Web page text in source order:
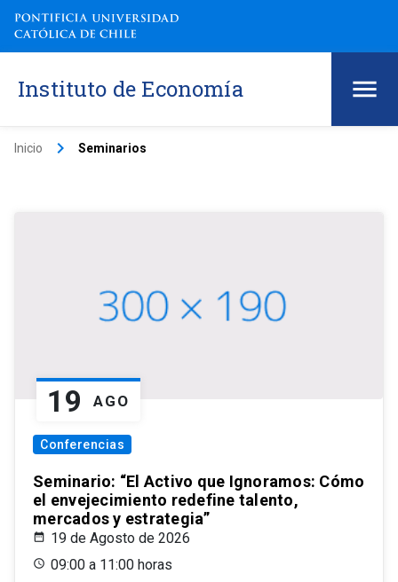
Instituto de Economía
Inicio keyboard_arrow_right Seminarios
19 AGO
Conferencias
Seminario: “El Activo que Ignoramos: Cómo
el envejecimiento redefine talento,
mercados y estrategia”
19 de Agosto de 2026
09:00 a 11:00 horas